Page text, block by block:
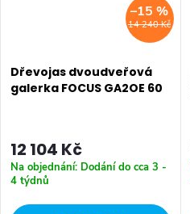
14 240 Kč
–15 %
Dřevojas dvoudveřová
galerka FOCUS GA2OE 60
12 104 Kč
Na objednání: Dodání do cca 3 -
4 týdnů